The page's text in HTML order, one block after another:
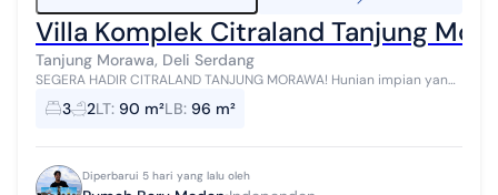
Villa Komplek Citraland Tanjung
Tanjung Morawa, Deli Serdang
SEGERA HADIR CITRALAND TANJUNG MORAWA! Hunian impian yang
super elit asri, aman dan alami. dengan dilengkapi berbagai pilihan
yang tepat untuk ke...
3 2LT: 90 m²LB: 96 m²
Diperbarui 5 hari yang lalu oleh